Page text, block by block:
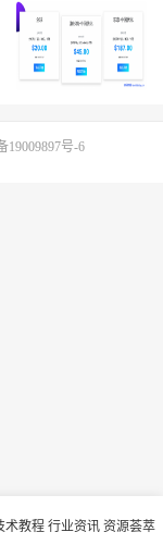
术教程 行业资讯 资源荟萃
19009897号-6